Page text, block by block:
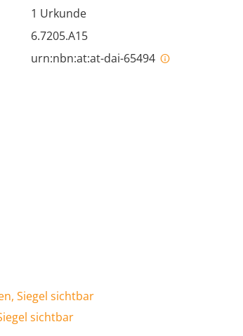
1 Urkunde
6.7205.A15
urn:nbn:at:at-dai-65494
Siegel sichtbar
sichtbar